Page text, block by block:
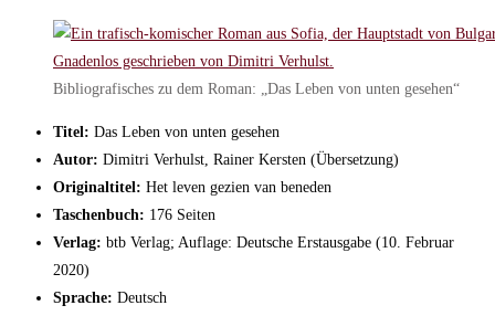
Bibliografisches zu dem Roman: „Das Leben von unten gesehen“
Titel: Das Leben von unten gesehen
Autor: Dimitri Verhulst, Rainer Kersten (Übersetzung)
Originaltitel: Het leven gezien van beneden
Taschenbuch: 176 Seiten
Verlag: btb Verlag; Auflage: Deutsche Erstausgabe (10. Februar
2020)
Sprache: Deutsch